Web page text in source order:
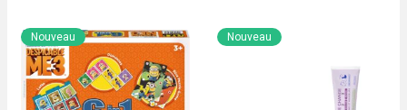
masseur
à
embout
large
DREAM
SINSAY
Nouveau Nouveau